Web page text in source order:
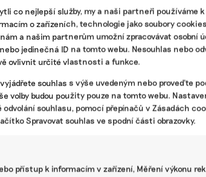
co nejlepší služby, my a naši partneři používáme
o zařízeních, technologie jako soubory
a našim partnerům umožní zpracovávat osobní
jedinečná ID na tomto webu. Nesouhlas nebo
ovlivnit určité vlastnosti a funkce.
souhlas s výše uvedeným nebo proveďte
volby budou použity pouze na tomto webu.
souhlasu, pomocí přepínačů v Zásadách
Spravovat souhlas ve spodní části obrazovky.
přístup k informacím v zařízení, Měření výkonu
asociace ukazují, že v prvním
méně výkonu fotovoltaických
bateriových úložišť klesly dokonce o
přibylo téměř o deset tisíc elektráren
poskytují služby, které převyšují HDP